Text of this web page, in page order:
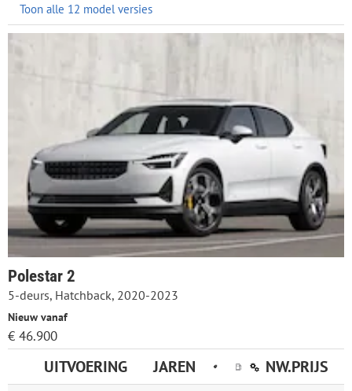
Toon alle 12 model versies
Polestar 2
5-deurs, Hatchback, 2020-2023
Nieuw vanaf
€ 46.900
UITVOERING JAREN NW.PRIJS